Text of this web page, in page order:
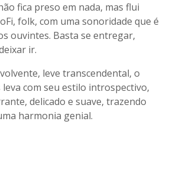
fica preso em nada, mas flui
folk, com uma sonoridade que é
ouvintes. Basta se entregar,
ir.
leve transcendental, o
com seu estilo introspectivo,
delicado e suave, trazendo
harmonia genial.